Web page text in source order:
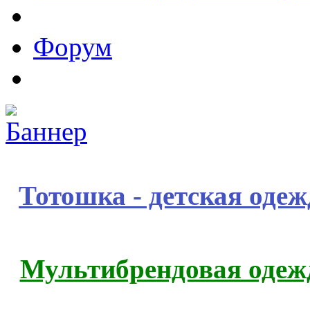
Форум
Тотошка - детская
Мультибрендовая